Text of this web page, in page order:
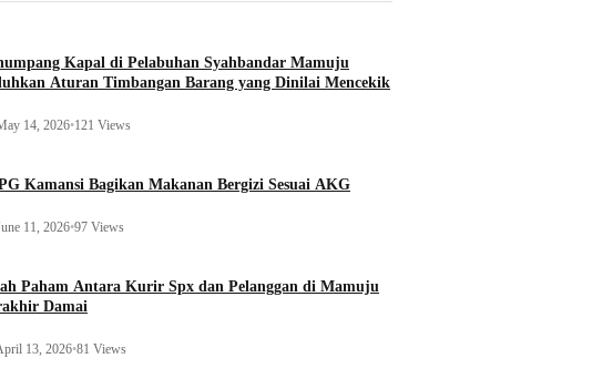
Kapal di Pelabuhan Syahbandar Mamuju
Aturan Timbangan Barang yang Dinilai Mencekik
14, 2026•121 Views
Kamansi Bagikan Makanan Bergizi Sesuai AKG
11, 2026•97 Views
Paham Antara Kurir Spx dan Pelanggan di Mamuju
Damai
13, 2026•81 Views